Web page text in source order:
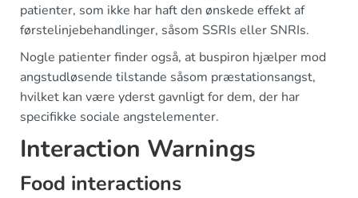
patienter, som ikke har haft den ønskede effekt af
førstelinjebehandlinger, såsom SSRIs eller SNRIs.
Nogle patienter finder også, at buspiron hjælper mod
angstudløsende tilstande såsom præstationsangst,
hvilket kan være yderst gavnligt for dem, der har
specifikke sociale angstelementer.
Interaction Warnings
Food interactions